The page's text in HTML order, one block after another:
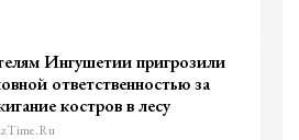
Ингушетии пригрозили
ответственностью за
костров в лесу